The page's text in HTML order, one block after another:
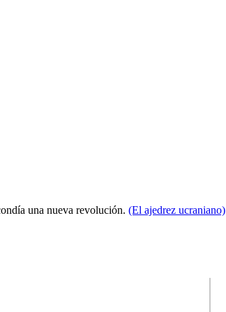
una nueva revolución. (El ajedrez ucraniano)